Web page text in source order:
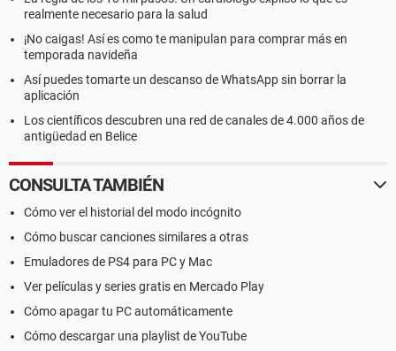
realmente necesario para la salud
¡No caigas! Así es como te manipulan para comprar más en
temporada navideña
Así puedes tomarte un descanso de WhatsApp sin borrar la
aplicación
Los científicos descubren una red de canales de 4.000 años de
antigüedad en Belice
CONSULTA TAMBIÉN
Cómo ver el historial del modo incógnito
Cómo buscar canciones similares a otras
Emuladores de PS4 para PC y Mac
Ver películas y series gratis en Mercado Play
Cómo apagar tu PC automáticamente
Cómo descargar una playlist de YouTube